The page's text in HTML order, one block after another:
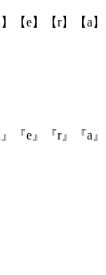
【e】【r】【a
『e』『r』『a